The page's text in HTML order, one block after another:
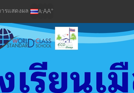
รแสดงผล A-AA+
นเมือง